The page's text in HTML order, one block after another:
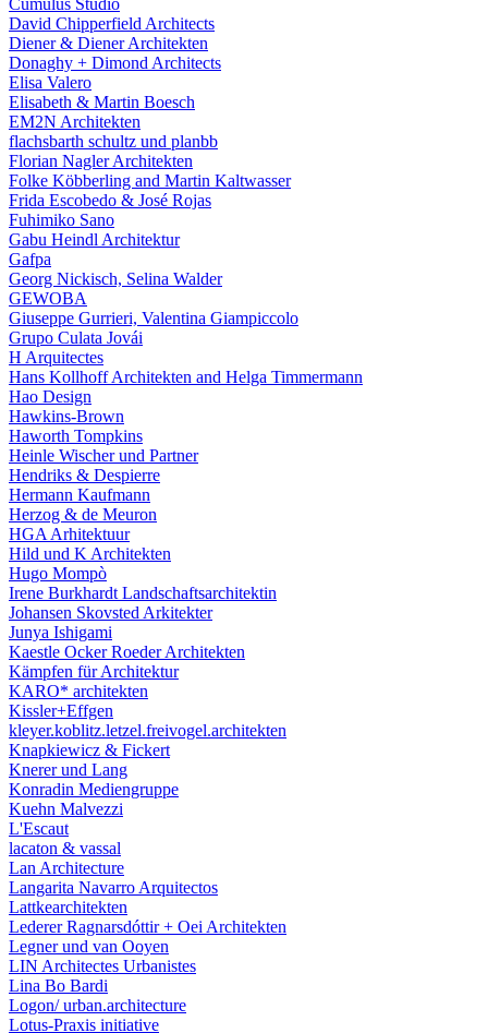
Cumulus Studio
David Chipperfield Architects
Diener & Diener Architekten
Donaghy + Dimond Architects
Elisa Valero
Elisabeth & Martin Boesch
EM2N Architekten
flachsbarth schultz und planbb
Florian Nagler Architekten
Folke Köbberling and Martin Kaltwasser
Frida Escobedo & José Rojas
Fuhimiko Sano
Gabu Heindl Architektur
Gafpa
Georg Nickisch, Selina Walder
GEWOBA
Giuseppe Gurrieri, Valentina Giampiccolo
Grupo Culata Jovái
H Arquitectes
Hans Kollhoff Architekten and Helga Timmermann
Hao Design
Hawkins-Brown
Haworth Tompkins
Heinle Wischer und Partner
Hendriks & Despierre
Hermann Kaufmann
Herzog & de Meuron
HGA Arhitektuur
Hild und K Architekten
Hugo Mompò
Irene Burkhardt Landschaftsarchitektin
Johansen Skovsted Arkitekter
Junya Ishigami
Kaestle Ocker Roeder Architekten
Kämpfen für Architektur
KARO* architekten
Kissler+Effgen
kleyer.koblitz.letzel.freivogel.architekten
Knapkiewicz & Fickert
Knerer und Lang
Konradin Mediengruppe
Kuehn Malvezzi
L'Escaut
lacaton & vassal
Lan Architecture
Langarita Navarro Arquitectos
Lattkearchitekten
Lederer Ragnarsdóttir + Oei Architekten
Legner und van Ooyen
LIN Architectes Urbanistes
Lina Bo Bardi
Logon/ urban.architecture
Lotus-Praxis initiative